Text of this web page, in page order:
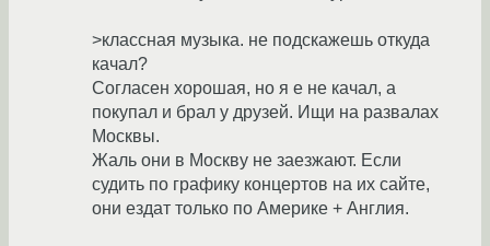
>классная музыка. не подскажешь откуда
качал?
Согласен хорошая, но я е не качал, а
покупал и брал у друзей. Ищи на развалах
Москвы.
Жаль они в Москву не заезжают. Если
судить по графику концертов на их сайте,
они ездат только по Америке + Англия.